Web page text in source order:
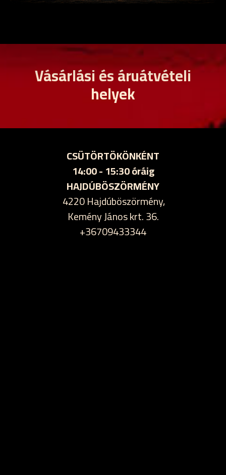
Vásárlási és áruátvételi
helyek
CSÜTÖRTÖKÖNKÉNT
14:00 - 15:30 óráig
HAJDÚBÖSZÖRMÉNY
4220 Hajdúböszörmény,
Kemény János krt. 36.
+36709433344